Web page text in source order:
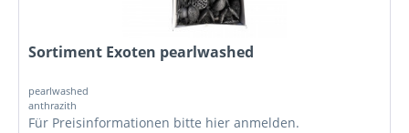
Sortiment Exoten pearlwashed
pearlwashed
anthrazith
Für Preisinformationen bitte hier anmelden.